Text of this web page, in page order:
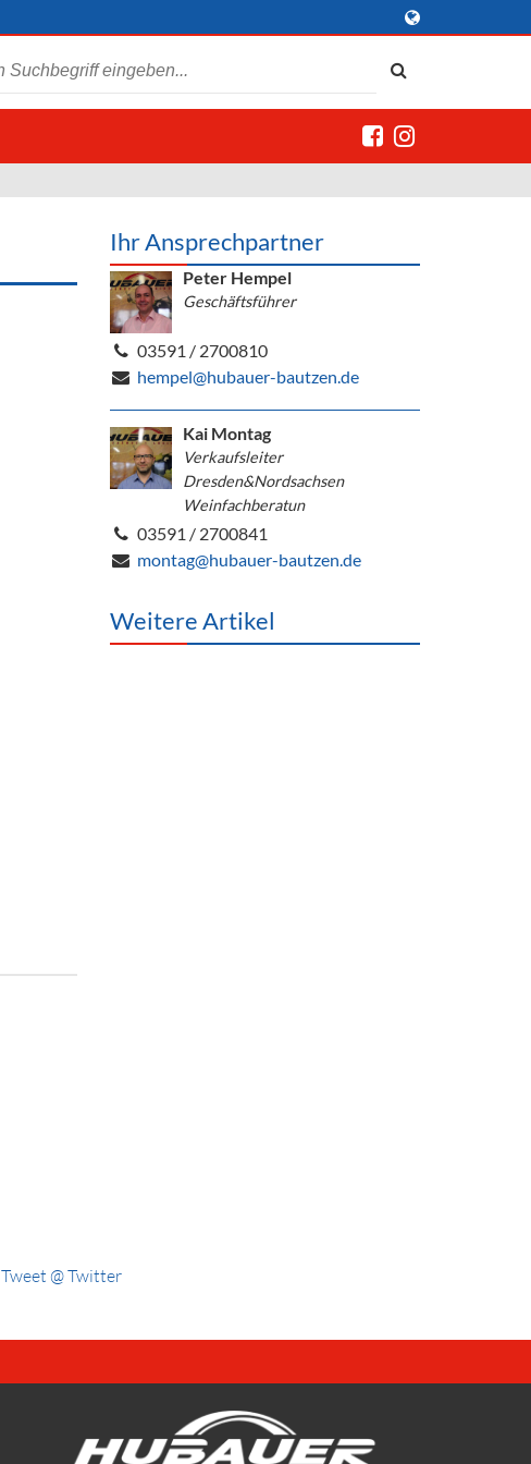
Ihr Ansprechpartner
Peter Hempel
Geschäftsführer
03591 / 2700810
hempel@hubauer-bautzen.de
Kai Montag
Verkaufsleiter
Dresden&Nordsachsen
Weinfachberatun
03591 / 2700841
montag@hubauer-bautzen.de
Weitere Artikel
Tweet @ Twitter